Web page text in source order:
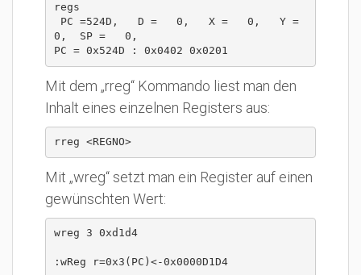
regs
0,  SP =   0,
PC = 0x524D : 0x0402 0x0201
Mit dem „rreg“ Kommando liest man den
Inhalt eines einzelnen Registers aus:
rreg <REGNO>
Mit „wreg“ setzt man ein Register auf einen
gewünschten Wert:
wreg 3 0xd1d4
:wReg r=0x3(PC)<-0x0000D1D4